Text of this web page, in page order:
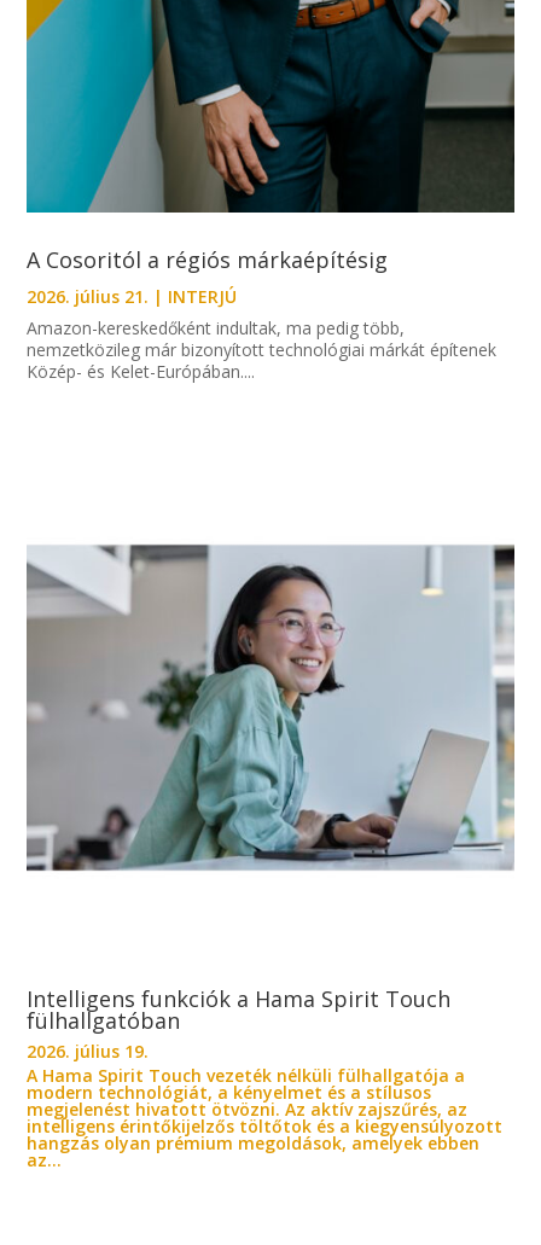
A Cosoritól a régiós márkaépítésig
2026. július 21. | INTERJÚ
Amazon-kereskedőként indultak, ma pedig több,
nemzetközileg már bizonyított technológiai márkát építenek
Közép- és Kelet-Európában....
Intelligens funkciók a Hama Spirit Touch
fülhallgatóban
2026. július 19.
A Hama Spirit Touch vezeték nélküli fülhallgatója a
modern technológiát, a kényelmet és a stílusos
megjelenést hivatott ötvözni. Az aktív zajszűrés, az
intelligens érintőkijelzős töltőtok és a kiegyensúlyozott
hangzás olyan prémium megoldások, amelyek ebben
az...